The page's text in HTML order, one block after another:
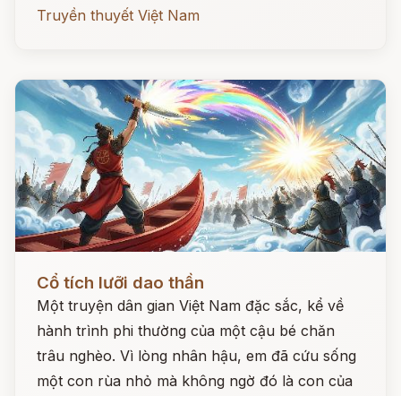
Truyền thuyết Việt Nam
Đọc ngay
Cổ tích lưỡi dao thần
Một truyện dân gian Việt Nam đặc sắc, kể về
hành trình phi thường của một cậu bé chăn
trâu nghèo. Vì lòng nhân hậu, em đã cứu sống
một con rùa nhỏ mà không ngờ đó là con của